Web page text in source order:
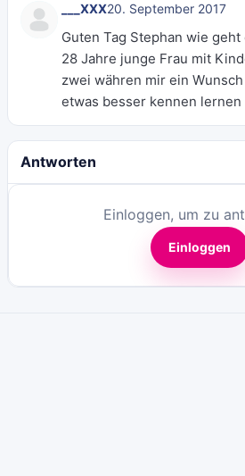
___XXX20. September 2017
Guten Tag Stephan wie
28 Jahre junge Frau mit
zwei währen mir ein
etwas besser kennen
Antworten
Einloggen, um zu
Einloggen